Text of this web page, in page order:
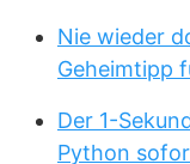
Nie wieder
Geheimtipp
Der 1-
Python